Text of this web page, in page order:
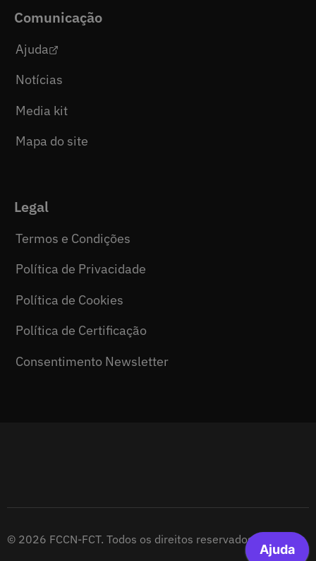
Comunicação
Ajuda
Notícias
Media kit
Mapa do site
Legal
Termos e Condições
Política de Privacidade
Política de Cookies
Política de Certificação
Consentimento Newsletter
© 2026 FCCN-FCT. Todos os direitos reservados.